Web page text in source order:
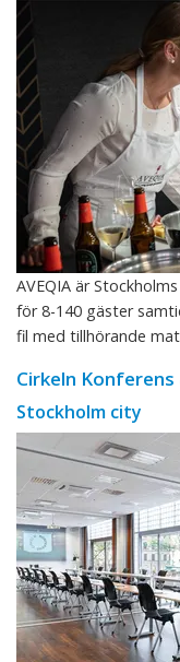
AVEQIA är
för 8-140 gäster
fil med tillhörande
Cirkeln
Stockholm city